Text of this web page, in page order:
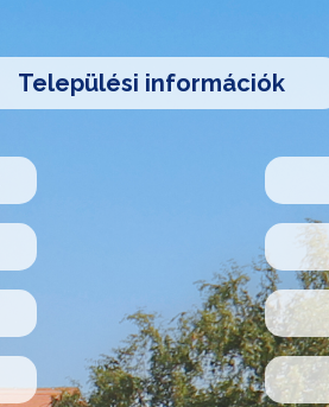
Települési információk